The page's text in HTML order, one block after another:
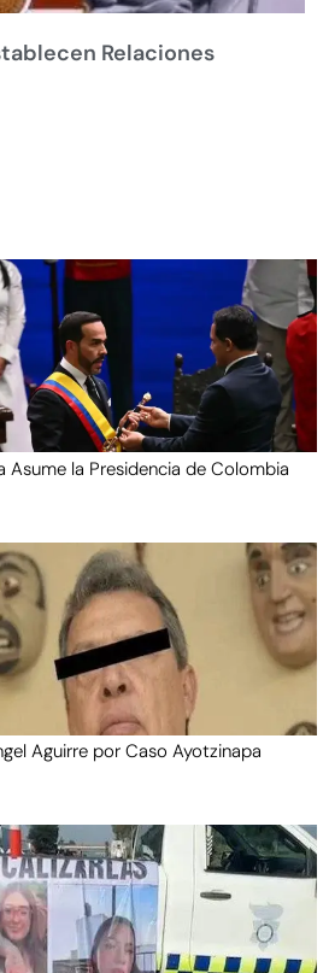
Relaciones
Asume la Presidencia de Colombia
Aguirre por Caso Ayotzinapa